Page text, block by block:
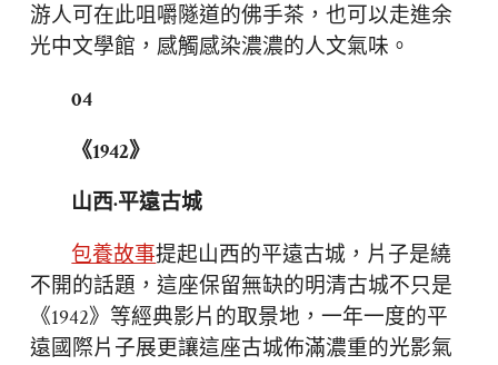
游人可在此咀嚼隧道的佛手茶，也可以走進余
光中文學館，感觸感染濃濃的人文氣味。
04
《1942》
山西·平遠古城
包養故事提起山西的平遠古城，片子是繞
不開的話題，這座保留無缺的明清古城不只是
《1942》等經典影片的取景地，一年一度的平
遠國際片子展更讓這座古城佈滿濃重的光影氣